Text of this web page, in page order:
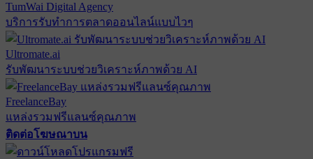
TumWai Digital Agency
บริการรับทำการตลาดออนไลน์แบบไวๆ
Ultromate.ai
รับพัฒนาระบบช่วยวิเคราะห์ภาพด้วย AI
FreelanceBay
แหล่งรวมฟรีแลนซ์คุณภาพ
ติดต่อโฆษณาบน